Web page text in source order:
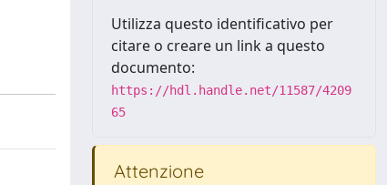
Utilizza questo identificativo per
citare o creare un link a questo
documento:
https://hdl.handle.net/11587/4209
65
Attenzione